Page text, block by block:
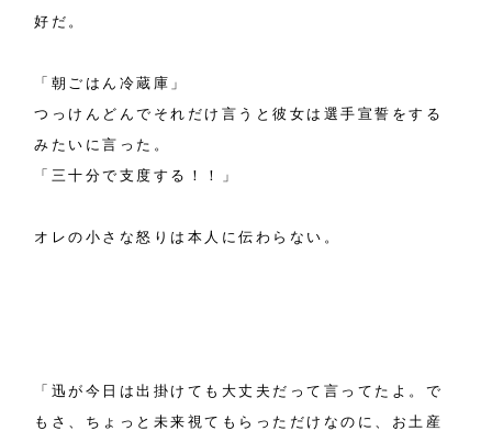
好だ。
「朝ごはん冷蔵庫」
つっけんどんでそれだけ言うと彼女は選手宣誓をする
みたいに言った。
「三十分で支度する！！」
オレの小さな怒りは本人に伝わらない。
「迅が今日は出掛けても大丈夫だって言ってたよ。で
もさ、ちょっと未来視てもらっただけなのに、お土産